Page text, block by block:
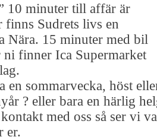
10 minuter till affär är
finns Sudrets livs en
Nära. 15 minuter med bil
ni finner Ica Supermarket
en sommarvecka, höst
? eller bara en härlig
med oss så ser vi
er.